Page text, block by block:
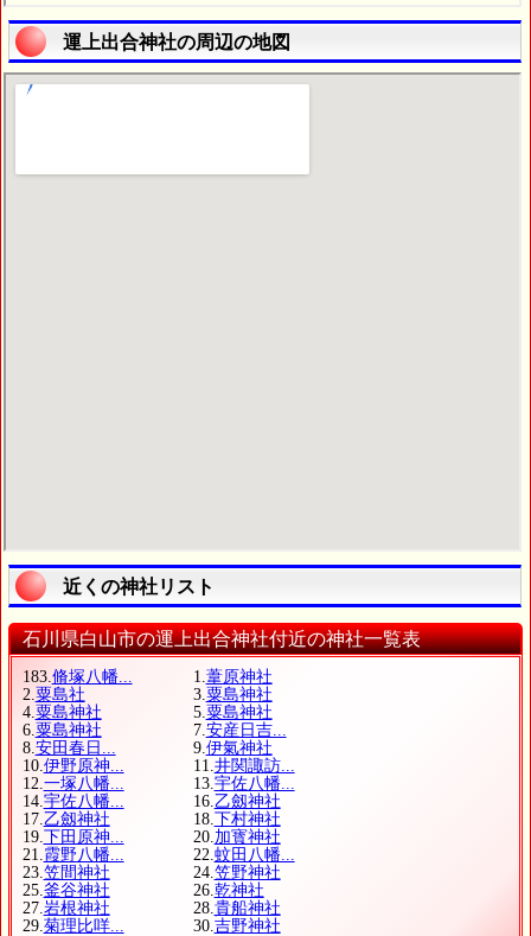
運上出合神社の周辺の地図
近くの神社リスト
石川県白山市の運上出合神社付近の神社一覧表
183. 脩塚八幡... 1. 葦原神社
2. 粟島社 3. 粟島神社
4. 粟島神社 5. 粟島神社
6. 粟島神社 7. 安産日吉...
8. 安田春日... 9. 伊氣神社
10. 伊野原神... 11. 井関諏訪...
12. 一塚八幡... 13. 宇佐八幡...
14. 宇佐八幡... 16. 乙劔神社
17. 乙劔神社 18. 下村神社
19. 下田原神... 20. 加寳神社
21. 霞野八幡... 22. 蚊田八幡...
23. 笠間神社 24. 笠野神社
25. 釜谷神社 26. 乾神社
27. 岩根神社 28. 貴船神社
29. 菊理比咩... 30. 吉野神社